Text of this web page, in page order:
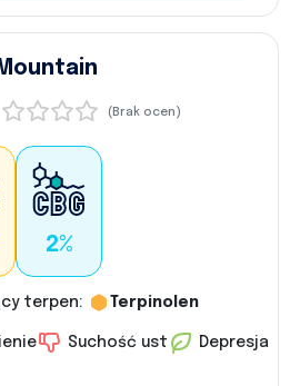
(Brak ocen)
2%
terpen: Terpinolen
Suchość ust Depresja